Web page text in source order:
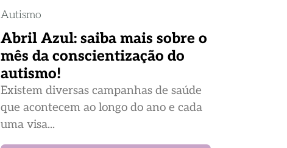
Autismo
Abril Azul: saiba mais sobre o
mês da conscientização do
autismo!
Existem diversas campanhas de saúde
que acontecem ao longo do ano e cada
uma visa...